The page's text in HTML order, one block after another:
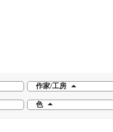
作家/工房
色